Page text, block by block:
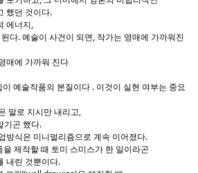
했던 것이다.
에너지,
다. 예술이 사건이 되면, 작가는 영매에 가까워진
매에 가까워 진다
예술작품의 본질이다 . 이것이 실현 여부는 중요
말로 지시만 내리고,
기곤 했다.
방식은 미니멀리즘으로 계속 이어졌다.
제작할 때 토미 스미스가 한 일이라곤
내린 것뿐이다.